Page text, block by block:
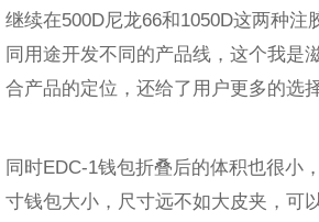
继续在500D尼龙66和1050D这两种注
同用途开发不同的产品线，这个我是
合产品的定位，还给了用户更多的选择
同时EDC-1钱包折叠后的体积也很小
寸钱包大小，尺寸远不如大皮夹，可